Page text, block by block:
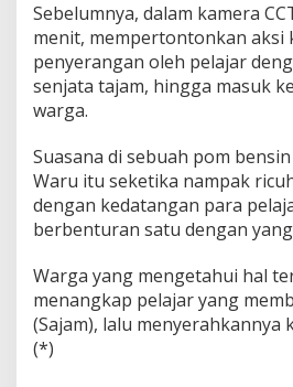
Sebelumnya, dalam kamera
menit, mempertontonkan aksi
penyerangan oleh pelajar
senjata tajam, hingga masuk
warga.
Suasana di sebuah pom
Waru itu seketika nampak
dengan kedatangan para
berbenturan satu dengan
Warga yang mengetahui hal
menangkap pelajar yang
(Sajam), lalu menyerahkannya
(*)